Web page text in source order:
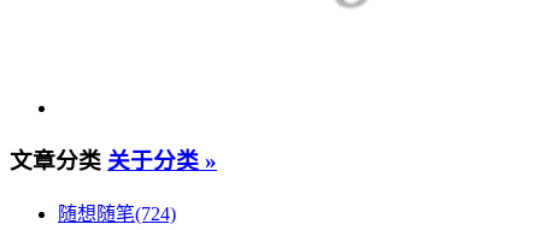
文章分类 关于分类 »
随想随笔(724)